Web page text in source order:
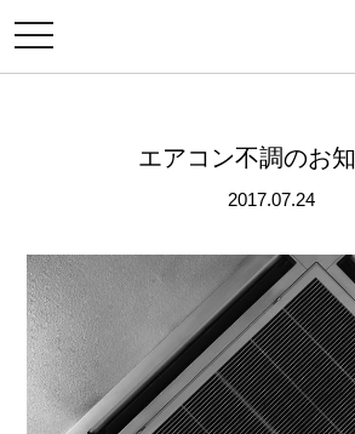
メ
ニ
ュ
エアコン不調のお
2017.07.24